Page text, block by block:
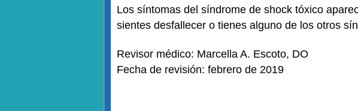
Los síntomas del síndrome de shock tóxico
sientes desfallecer o tienes alguno de los otros
Revisor médico: Marcella A. Escoto, DO
Fecha de revisión: febrero de 2019